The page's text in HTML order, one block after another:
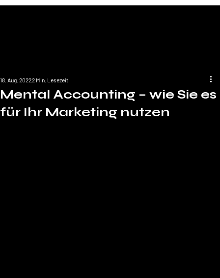
Mental Accounting – wie Sie es
für Ihr Marketing nutzen
18. Aug. 20222 Min. Lesezeit